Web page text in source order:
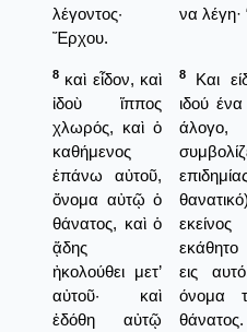
λέγοντος·
Ἔρχου.
να λέγη·
8 καὶ εἶδον, καὶ
ἰδοὺ ἵππος
χλωρός, καὶ ὁ
καθήμενος
ἐπάνω αὐτοῦ,
ὄνομα αὐτῷ ὁ
θάνατος, καὶ ὁ
ᾅδης
ἠκολούθει μετ’
αὐτοῦ· καὶ
ἐδόθη αὐτῷ
8
Και
ιδού ένα
εις
όνομα